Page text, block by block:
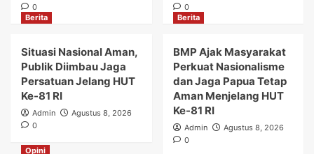
0
0
Berita
Situasi Nasional Aman,
Publik Diimbau Jaga
Persatuan Jelang HUT
Ke-81 RI
Admin
Agustus 8, 2026
0
Berita
BMP Ajak Masyarakat
Perkuat Nasionalisme
dan Jaga Papua Tetap
Aman Menjelang HUT
Ke-81 RI
Admin
Agustus 8, 2026
0
Opini